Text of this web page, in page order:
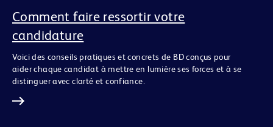
Comment faire ressortir votre
candidature
Voici des conseils pratiques et concrets de BD conçus pour
aider chaque candidat à mettre en lumière ses forces et à se
distinguer avec clarté et confiance.